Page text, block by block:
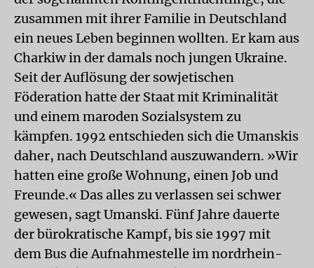
zusammen mit ihrer Familie in Deutschland
ein neues Leben beginnen wollten. Er kam aus
Charkiw in der damals noch jungen Ukraine.
Seit der Auflösung der sowjetischen
Föderation hatte der Staat mit Kriminalität
und einem maroden Sozialsystem zu
kämpfen. 1992 entschieden sich die Umanskis
daher, nach Deutschland auszuwandern. »Wir
hatten eine große Wohnung, einen Job und
Freunde.« Das alles zu verlassen sei schwer
gewesen, sagt Umanski. Fünf Jahre dauerte
der bürokratische Kampf, bis sie 1997 mit
dem Bus die Aufnahmestelle im nordrhein-